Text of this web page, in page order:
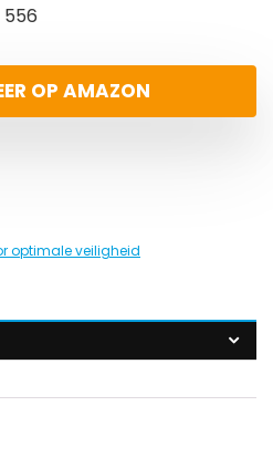
556
OP AMAZON
optimale veiligheid